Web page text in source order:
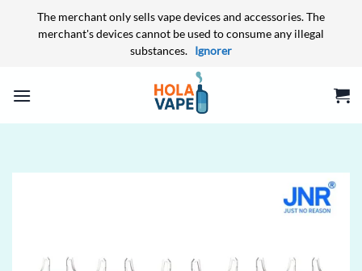
The merchant only sells vape devices and accessories. The
merchant's devices cannot be used to consume any illegal
substances. Ignorer